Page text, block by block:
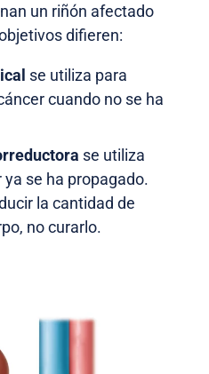
un riñón afectado
difieren:
se utiliza para
cuando no se ha
se utiliza
se ha propagado.
la cantidad de
no curarlo.